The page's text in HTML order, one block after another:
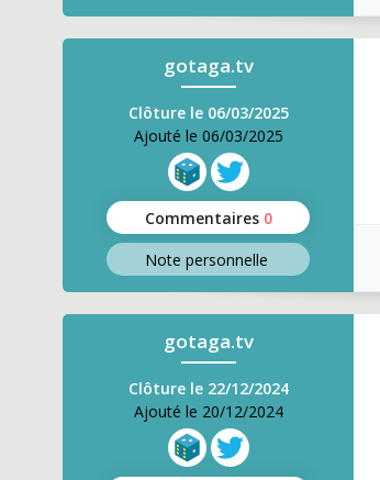
gotaga.tv
Clôture le 06/03/2025
Ajouté le 06/03/2025
Commentaires 0
Note personnelle
gotaga.tv
Clôture le 22/12/2024
Ajouté le 20/12/2024